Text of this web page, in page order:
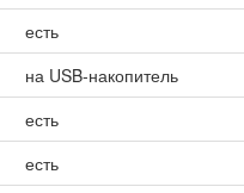
есть
на USB-накопитель
есть
есть